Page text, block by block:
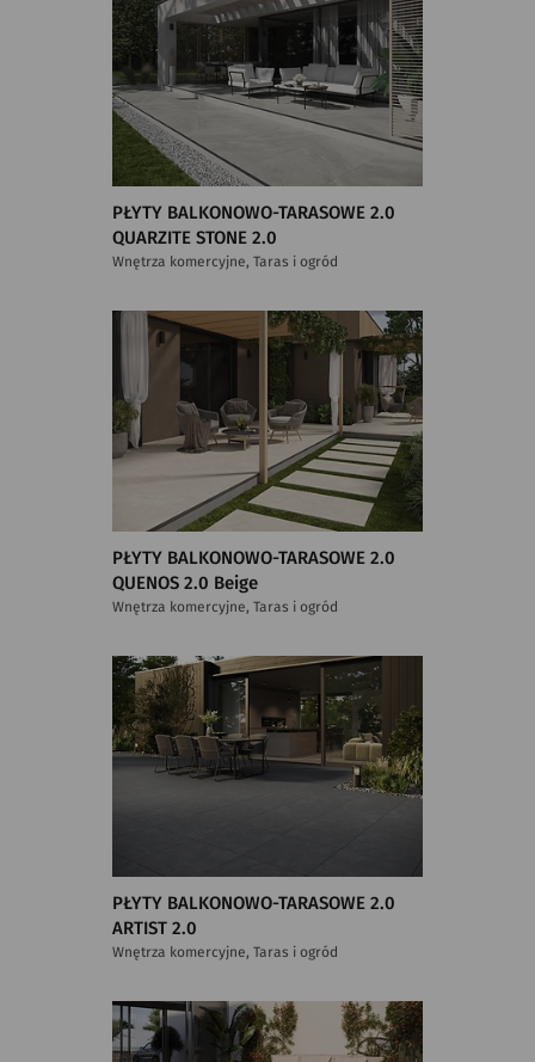
PŁYTY BALKONOWO-TARASOWE 2.0
QUARZITE STONE 2.0
Wnętrza komercyjne, Taras i ogród
PŁYTY BALKONOWO-TARASOWE 2.0
QUENOS 2.0 Beige
Wnętrza komercyjne, Taras i ogród
PŁYTY BALKONOWO-TARASOWE 2.0
ARTIST 2.0
Wnętrza komercyjne, Taras i ogród